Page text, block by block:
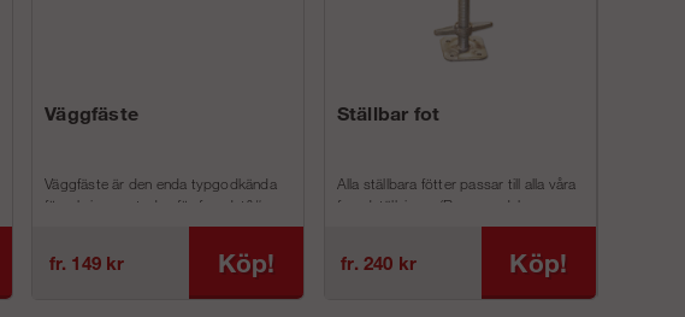
Väggfäste
Väggfäste är den enda typgodkända
förankringsmetoden för fasadst&#...
fr. 149 kr Köp!
Ställbar fot
Alla ställbara fötter passar till alla våra
fasadställningar (Ram, modul- oc...
fr. 240 kr Köp!